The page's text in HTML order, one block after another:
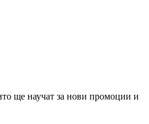
ще научат за нови промоции и